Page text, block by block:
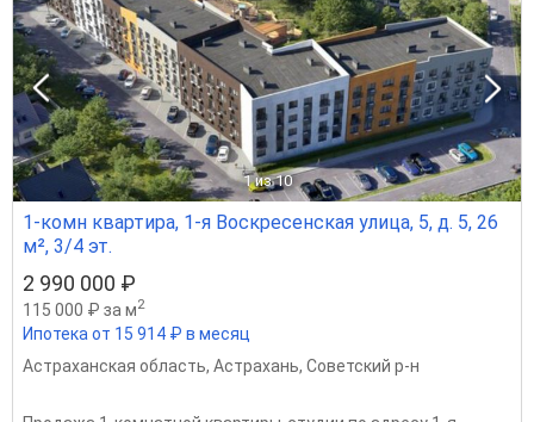
1 из 10
1-комн квартира, 1-я Воскресенская улица, 5, д. 5, 26
м², 3/4 эт.
2 990 000 ₽
115 000 ₽ за м2
Ипотека от 15 914 ₽ в месяц
Астраханская область, Астрахань, Советский р-н